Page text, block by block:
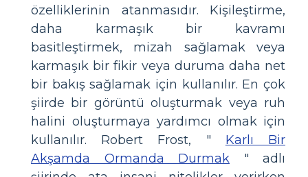
özelliklerinin atanmasıdır. Kişileştirme,
daha karmaşık bir kavramı
basitleştirmek, mizah sağlamak veya
karmaşık bir fikir veya duruma daha net
bir bakış sağlamak için kullanılır. En çok
şiirde bir görüntü oluşturmak veya ruh
halini oluşturmaya yardımcı olmak için
kullanılır. Robert Frost, " Karlı Bir
Akşamda Ormanda Durmak " adlı